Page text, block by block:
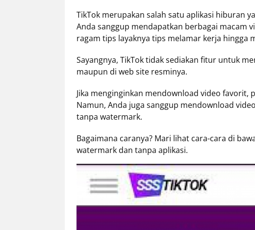
TikTok merupakan salah satu aplikasi hiburan
Anda sanggup mendapatkan berbagai macam
ragam tips layaknya tips melamar kerja hingga
Sayangnya, TikTok tidak sediakan fitur untuk
maupun di web site resminya.
Jika menginginkan mendownload video favorit,
Namun, Anda juga sanggup mendownload
tanpa watermark.
Bagaimana caranya? Mari lihat cara-cara di
watermark dan tanpa aplikasi.